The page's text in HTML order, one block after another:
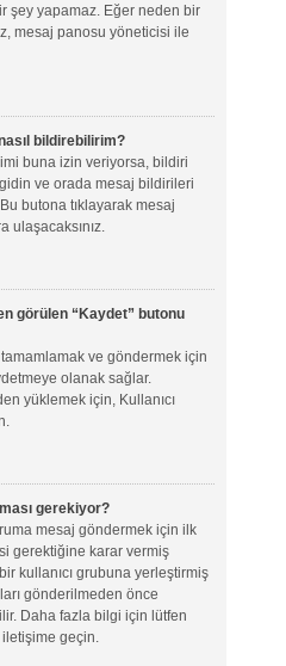
şey yapamaz. Eğer neden bir
mesaj panosu yöneticisi ile
bildirebilirim?
buna izin veriyorsa, bildiri
ve orada mesaj bildirileri
butona tıklayarak mesaj
ulaşacaksınız.
görülen “Kaydet” butonu
ve göndermek için
olanak sağlar.
yüklemek için, Kullanıcı
gerekiyor?
mesaj göndermek için ilk
gerektiğine karar vermiş
kullanıcı grubuna yerleştirmiş
gönderilmeden önce
Daha fazla bilgi için lütfen
geçin.